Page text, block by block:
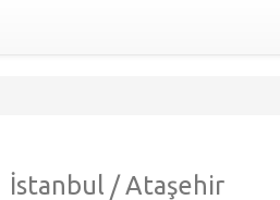
İstanbul / Ataşehir